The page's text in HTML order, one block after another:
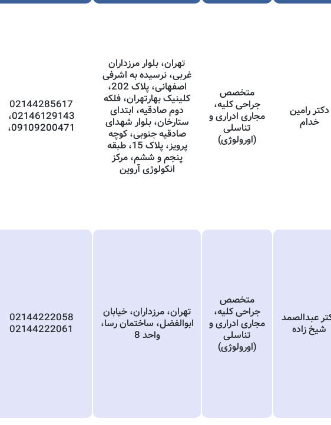
دکتر رامین
خدام
متخصص
جراحی کلیه،
مجاری ادراری و
تناسلی
(اورولوژی)
تهران، بلوار مرزداران
غربی، نرسیده به اشرفی
اصفهانی، پلاک 202،
کلینیک بهارتهران، فلکه
دوم صادقیه، ابتدای
ستارخان، بلوار شهدای
صادقیه جنوبی، کوچه
پرویز، پلاک 15، طبقه
پنجم و ششم، مرکز
انکولوژی آروین
02144285617
،02146129143
،09109200471
عبدالصمد
شیخ زاده
متخصص
جراحی کلیه،
مجاری ادراری و
تناسلی
(اورولوژی)
تهران، مرزداران، خیابان
ابوالفضل، ساختمان رسا،
واحد 8
02144222058
02144222061